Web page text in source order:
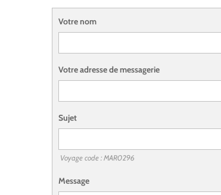
Votre nom
Votre adresse de messagerie
Sujet
Voyage code : MAR0296
Message